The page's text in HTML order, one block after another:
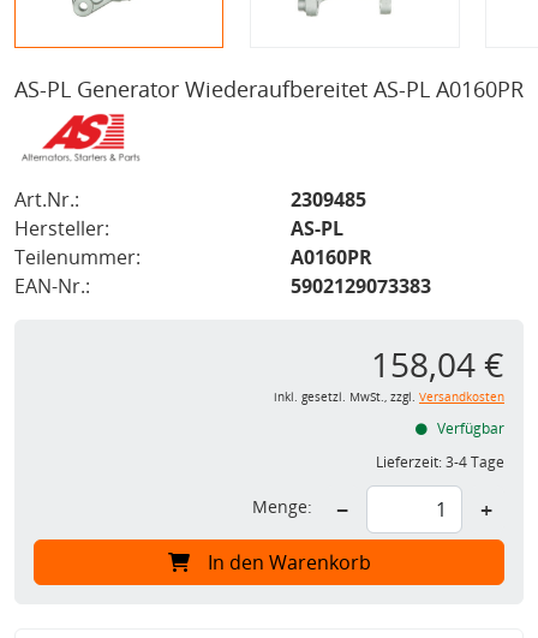
AS-PL Generator Wiederaufbereitet AS-PL A0160PR
Art.Nr.:
2309485
Hersteller:
AS-PL
Teilenummer:
A0160PR
EAN-Nr.:
5902129073383
158,04 €
inkl. gesetzl. MwSt., zzgl. Versandkosten
Verfügbar
Lieferzeit:3-4 Tage
Menge: − +
In den Warenkorb